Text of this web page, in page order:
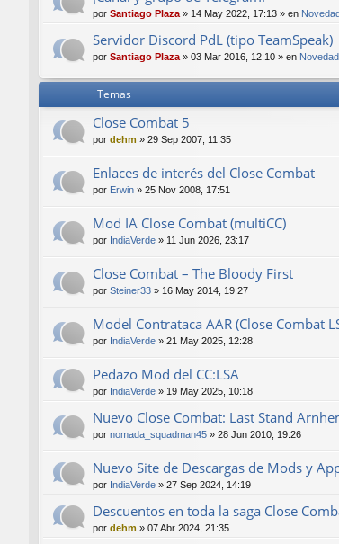
por Santiago Plaza» 14 May 2022, 17:13 » en
Servidor Discord PdL (tipo TeamSpeak)
por Santiago Plaza» 03 Mar 2016, 12:10 » en
Temas
Close Combat 5
por dehm » 29 Sep 2007, 11:35
Enlaces de interés del Close Combat
por Erwin » 25 Nov 2008, 17:51
Mod IA Close Combat (multiCC)
por IndiaVerde » 11 Jun 2026, 23:17
Close Combat – The Bloody First
por Steiner33 » 16 May 2014, 19:27
Model Contrataca AAR (Close Combat
por IndiaVerde » 21 May 2025, 12:28
Pedazo Mod del CC:LSA
por IndiaVerde » 19 May 2025, 10:18
Nuevo Close Combat: Last Stand
por nomada_squadman45 » 28 Jun 2010, 19:26
Nuevo Site de Descargas de Mods y
por IndiaVerde » 27 Sep 2024, 14:19
Descuentos en toda la saga Close
por dehm » 07 Abr 2024, 21:35